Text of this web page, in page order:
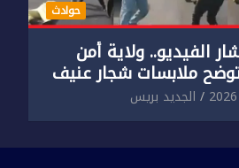
حوادث
الفيديو.. ولاية أمن
ملابسات شجار عنيف
وسيدتين
الجديد بريس